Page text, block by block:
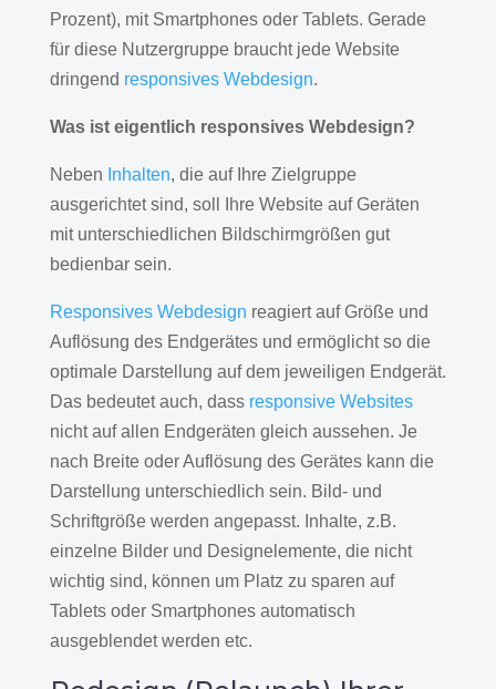
Prozent), mit Smartphones oder Tablets. Gerade
für diese Nutzergruppe braucht jede Website
dringend responsives Webdesign.
Was ist eigentlich responsives Webdesign?
Neben Inhalten, die auf Ihre Zielgruppe
ausgerichtet sind, soll Ihre Website auf Geräten
mit unterschiedlichen Bildschirmgrößen gut
bedienbar sein.
Responsives Webdesign reagiert auf Größe und
Auflösung des Endgerätes und ermöglicht so die
optimale Darstellung auf dem jeweiligen Endgerät.
Das bedeutet auch, dass responsive Websites
nicht auf allen Endgeräten gleich aussehen. Je
nach Breite oder Auflösung des Gerätes kann die
Darstellung unterschiedlich sein. Bild- und
Schriftgröße werden angepasst. Inhalte, z.B.
einzelne Bilder und Designelemente, die nicht
wichtig sind, können um Platz zu sparen auf
Tablets oder Smartphones automatisch
ausgeblendet werden etc.